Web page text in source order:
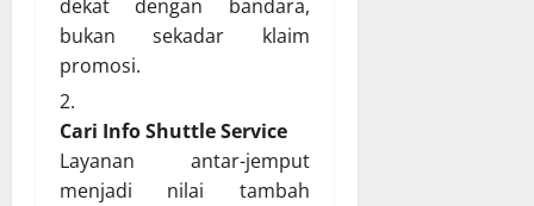
dekat dengan bandara,
bukan sekadar klaim
promosi.
Cari Info Shuttle Service
Layanan antar-jemput
menjadi nilai tambah